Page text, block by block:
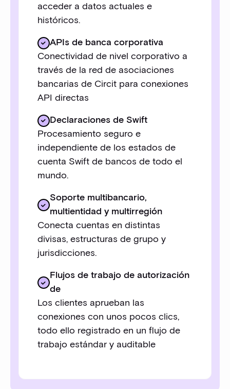
acceder a datos actuales e
históricos.
APIs de banca corporativa
Conectividad de nivel corporativo a
través de la red de asociaciones
bancarias de Circit para conexiones
API directas
Declaraciones de Swift
Procesamiento seguro e
independiente de los estados de
cuenta Swift de bancos de todo el
mundo.
Soporte multibancario,
multientidad y multirregión
Conecta cuentas en distintas
divisas, estructuras de grupo y
jurisdicciones.
Flujos de trabajo de autorización
de
Los clientes aprueban las
conexiones con unos pocos clics,
todo ello registrado en un flujo de
trabajo estándar y auditable